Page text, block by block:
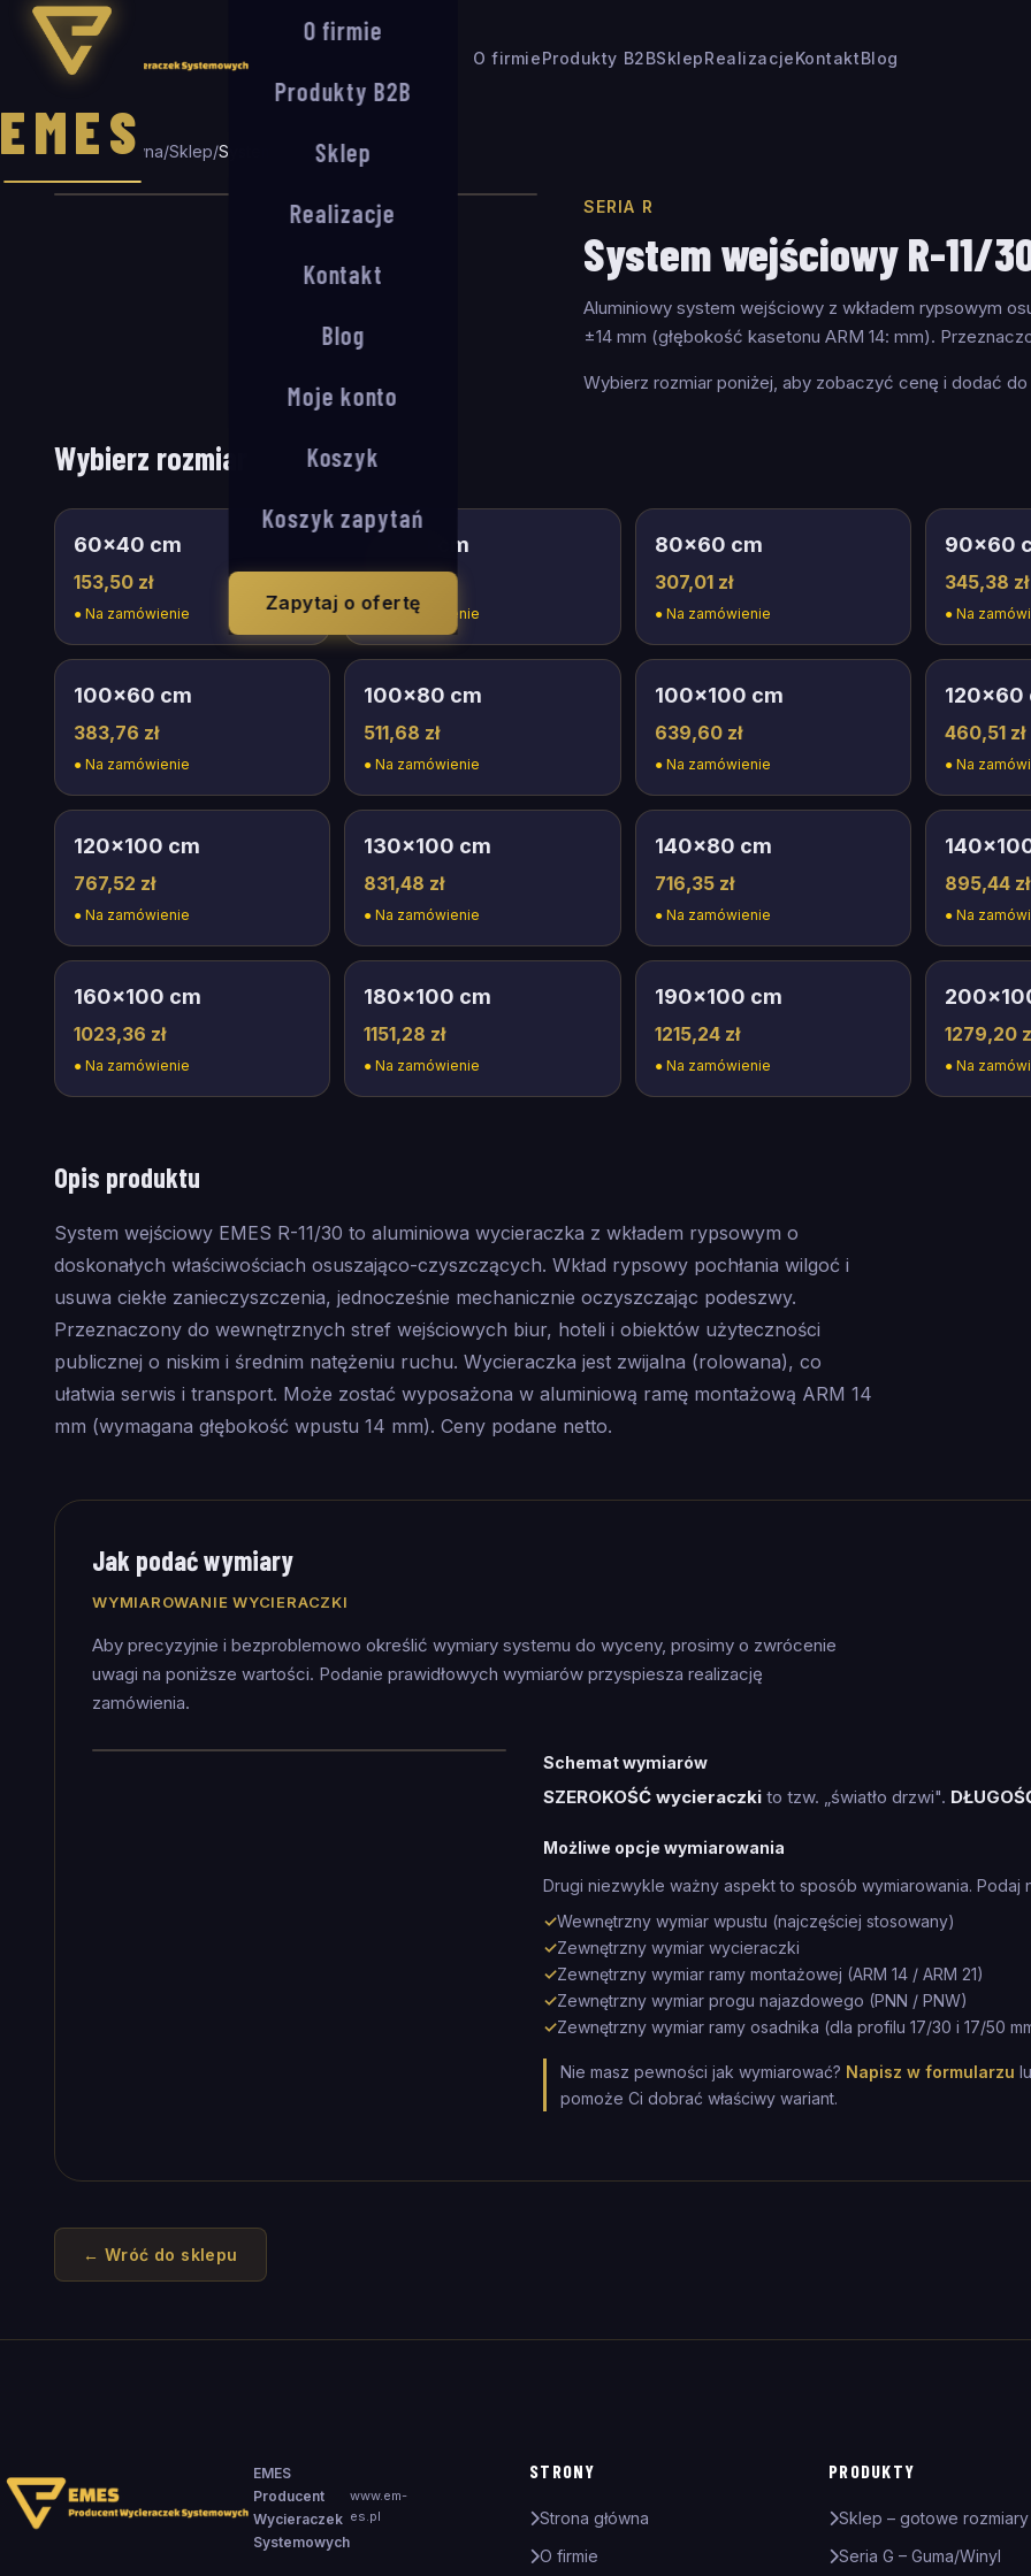
EMES
O firmieProdukty B2BSklepRealizacjeKontaktBlog
O firmie
Produkty B2B
Sklep
Realizacje
Kontakt
Blog
Moje konto
Koszyk
Koszyk zapytań
Zapytaj o ofertę
Strona główna/Sklep/System wejściowy R-11/30
SERIA R
System wejściowy R-11/
Aluminiowy system wejściowy z wkładem rypsowym
±14 mm (głębokość kasetonu ARM 14: mm).
Wybierz rozmiar poniżej, aby zobaczyć cenę i dodać
Wybierz rozmiar
60×40 cm
153,50 zł
● Na zamówienie
cm
● Na zamówienie
80×60 cm
307,01 zł
● Na zamówienie
90×60
345,38 zł
● Na
100×60 cm
383,76 zł
● Na zamówienie
100×80 cm
511,68 zł
● Na zamówienie
100×100 cm
639,60 zł
● Na zamówienie
120×60
460,51 zł
● Na
120×100 cm
767,52 zł
● Na zamówienie
130×100 cm
831,48 zł
● Na zamówienie
140×80 cm
716,35 zł
● Na zamówienie
140×
895,44 zł
● Na
160×100 cm
1023,36 zł
● Na zamówienie
180×100 cm
1151,28 zł
● Na zamówienie
190×100 cm
1215,24 zł
● Na zamówienie
200×
1279,20
● Na
Opis produktu
System wejściowy EMES R-11/30 to aluminiowa wycieraczka z wkładem rypsowym o
doskonałych właściwościach osuszająco-czyszczących. Wkład rypsowy pochłania wilgoć i
usuwa ciekłe zanieczyszczenia, jednocześnie mechanicznie oczyszczając podeszwy.
Przeznaczony do wewnętrznych stref wejściowych biur, hoteli i obiektów użyteczności
publicznej o niskim i średnim natężeniu ruchu. Wycieraczka jest zwijalna (rolowana), co
ułatwia serwis i transport. Może zostać wyposażona w aluminiową ramę montażową ARM 14
mm (wymagana głębokość wpustu 14 mm). Ceny podane netto.
Jak podać wymiary
WYMIAROWANIE WYCIERACZKI
Aby precyzyjnie i bezproblemowo określić wymiary systemu do wyceny, prosimy o zwrócenie
uwagi na poniższe wartości. Podanie prawidłowych wymiarów przyspiesza realizację
zamówienia.
Schemat wymiarów
SZEROKOŚĆ wycieraczki to tzw. „światło drzwi".
Możliwe opcje wymiarowania
Drugi niezwykle ważny aspekt to sposób wymiarowania.
✓Wewnętrzny wymiar wpustu (najczęściej stosowany)
✓Zewnętrzny wymiar wycieraczki
✓Zewnętrzny wymiar ramy montażowej (ARM 14 / ARM 21)
✓Zewnętrzny wymiar progu najazdowego (PNN / PNW)
✓Zewnętrzny wymiar ramy osadnika (dla profilu 17/30 i 17/50
Nie masz pewności jak wymiarować? Napisz w formularzu
pomoże Ci dobrać właściwy wariant.
← Wróć do sklepu
EMES
Producent
Wycieraczek
Systemowych
www.em-
es.pl
STRONY
Strona główna
O firmie
PRODUKTY
Sklep – gotowe rozmiary
Seria G – Guma/Winyl